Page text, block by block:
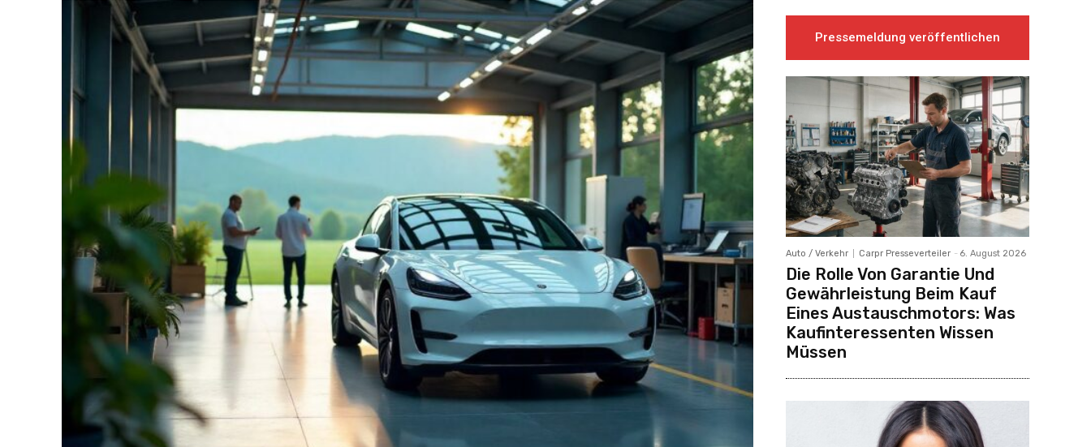
Pressemeldung veröffentlichen
Auto / Verkehr Carpr Presseverteiler - 6. August 2026
Die Rolle Von Garantie Und
Gewährleistung Beim Kauf
Eines Austauschmotors: Was
Kaufinteressenten Wissen
Müssen